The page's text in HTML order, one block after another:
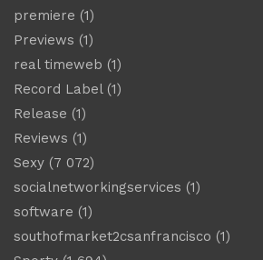
premiere (1)
Previews (1)
real timeweb (1)
Record Label(1)
Release (1)
Reviews (1)
Sexy (7 072)
socialnetworkingservices (1)
software (1)
southofmarket2csanfrancisco (1)